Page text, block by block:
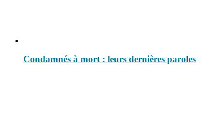
Condamnés à mort : leurs dernières paroles